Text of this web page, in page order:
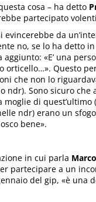
cosa – ha detto
partecipato
evincerebbe da
no, se lo ha detto
aggiunto: «E’ una
orticello…». Questo
che non lo
ndr). Sono sicuro che
moglie di
ndr) erano un
bene».
in cui parla
partecipare a un
del gip, «è una